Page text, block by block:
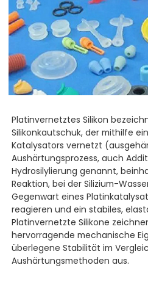
Platinvernetztes Silikon
Silikonkautschuk, der mithilfe
Katalysators vernetzt
Aushärtungsprozess, auch
Hydrosilylierung genannt,
Reaktion, bei der Silizium-
Gegenwart eines
reagieren und ein stabiles,
Platinvernetzte Silikone
hervorragende mechanische
überlegene Stabilität im
Aushärtungsmethoden aus.